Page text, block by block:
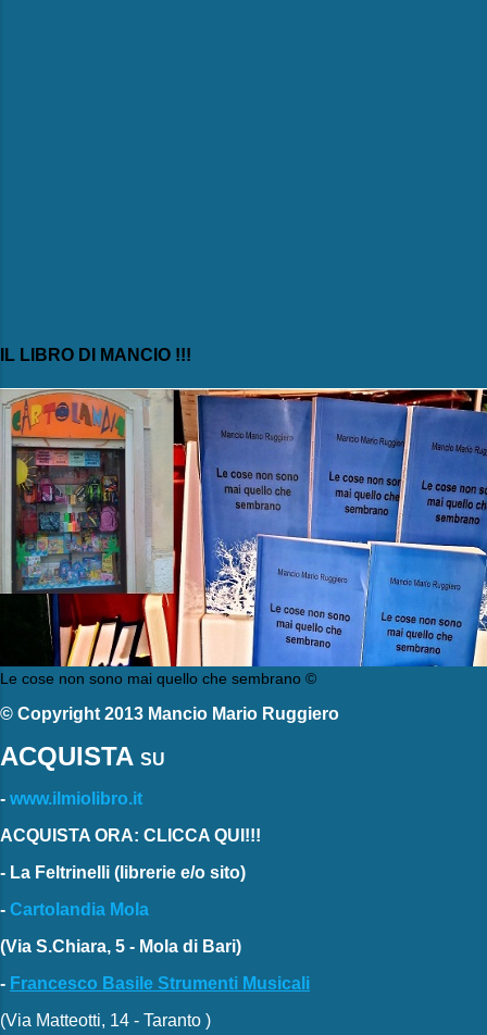
IL LIBRO DI MANCIO !!!
Le cose non sono mai quello che sembrano ©
© Copyright 2013 Mancio Mario Ruggiero
ACQUISTA SU
- www.ilmiolibro.it
ACQUISTA ORA: CLICCA QUI!!!
- La Feltrinelli (librerie e/o sito)
- Cartolandia Mola
(Via S.Chiara, 5 - Mola di Bari)
- Francesco Basile Strumenti Musicali
(Via Matteotti, 14 - Taranto )